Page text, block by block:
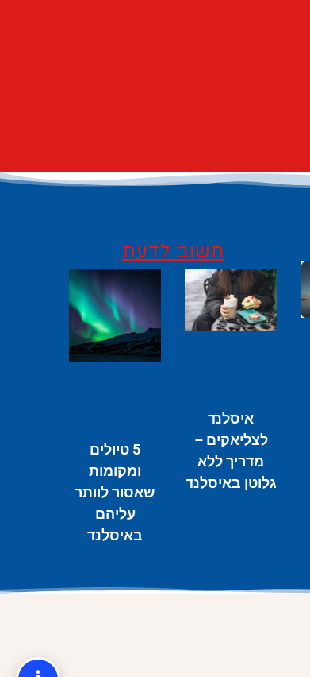
חשוב לדעת
איסלנד
לצליאקים –
מדריך ללא
גלוטן באיסלנד
5 טיולים
ומקומות
שאסור לוותר
עליהם
באיסלנד